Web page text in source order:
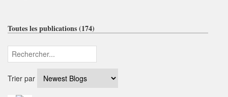
Toutes les publications (174)
Trier par